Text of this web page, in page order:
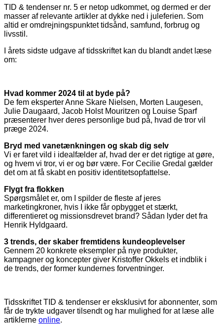
TID & tendenser nr. 5 er netop udkommet, og dermed er der
masser af relevante artikler at dykke ned i juleferien. Som
altid er omdrejningspunktet tidsånd, samfund, forbrug og
livsstil.
I årets sidste udgave af tidsskriftet kan du blandt andet læse
om:
Hvad kommer 2024 til at byde på?
De fem eksperter Anne Skare Nielsen, Morten Laugesen,
Julie Daugaard, Jacob Holst Mouritzen og Louise Sparf
præsenterer hver deres personlige bud på, hvad de tror vil
præge 2024.
Bryd med vanetænkningen og skab dig selv
Vi er faret vild i idealfælder af, hvad der er det rigtige at gøre,
og hvem vi tror, vi er og bør være. For Cecilie Gredal gælder
det om at få skabt en positiv identitetsopfattelse.
Flygt fra flokken
Spørgsmålet er, om I spilder de fleste af jeres
marketingkroner, hvis I ikke får opbygget et stærkt,
differentieret og missionsdrevet brand? Sådan lyder det fra
Henrik Hyldgaard.
3 trends, der skaber fremtidens kundeoplevelser
Gennem 20 konkrete eksempler på nye produkter,
kampagner og koncepter giver Kristoffer Okkels et indblik i
de trends, der former kundernes forventninger.
Tidsskriftet TID & tendenser er eksklusivt for abonnenter, som
får de trykte udgaver tilsendt og har mulighed for at læse alle
artiklerne online.